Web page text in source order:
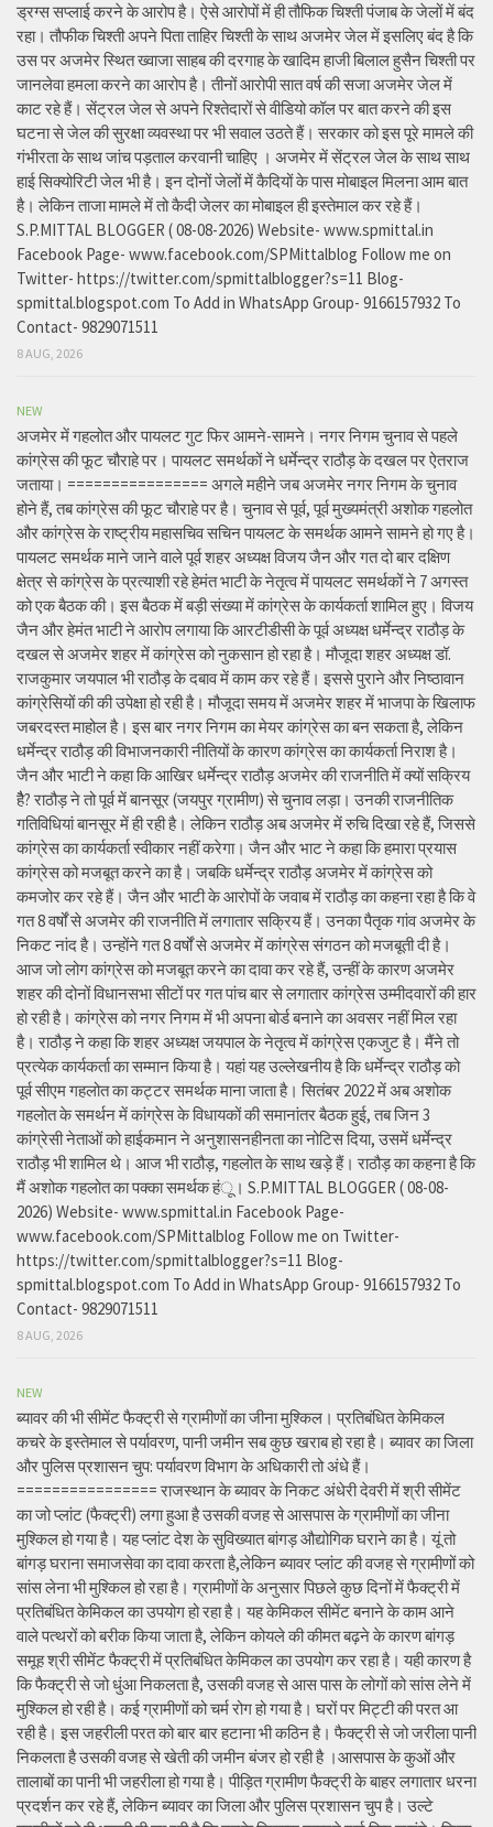
ड्रग्स सप्लाई करने के आरोप है। ऐसे आरोपों में ही तौफिक चिश्ती पंजाब के जेलों में बंद
रहा। तौफीक चिश्ती अपने पिता ताहिर चिश्ती के साथ अजमेर जेल में इसलिए बंद है कि
उस पर अजमेर स्थित ख्वाजा साहब की दरगाह के खादिम हाजी बिलाल हुसैन चिश्ती पर
जानलेवा हमला करने का आरोप है। तीनों आरोपी सात वर्ष की सजा अजमेर जेल में
काट रहे हैं। सेंट्रल जेल से अपने रिश्तेदारों से वीडियो कॉल पर बात करने की इस
घटना से जेल की सुरक्षा व्यवस्था पर भी सवाल उठते हैं। सरकार को इस पूरे मामले की
गंभीरता के साथ जांच पड़ताल करवानी चाहिए । अजमेर में सेंट्रल जेल के साथ साथ
हाई सिक्योरिटी जेल भी है। इन दोनों जेलों में कैदियों के पास मोबाइल मिलना आम बात
है। लेकिन ताजा मामले में तो कैदी जेलर का मोबाइल ही इस्तेमाल कर रहे हैं।
S.P.MITTAL BLOGGER ( 08-08-2026) Website- www.spmittal.in
Facebook Page- www.facebook.com/SPMittalblog Follow me on
Twitter- https://twitter.com/spmittalblogger?s=11 Blog-
spmittal.blogspot.com To Add in WhatsApp Group- 9166157932 To
Contact- 9829071511
8 AUG, 2026
NEW
अजमेर में गहलोत और पायलट गुट फिर आमने-सामने। नगर निगम चुनाव से पहले
कांग्रेस की फूट चौराहे पर। पायलट समर्थकों ने धर्मेन्द्र राठौड़ के दखल पर ऐतराज
जताया। ================ अगले महीने जब अजमेर नगर निगम के चुनाव
होने हैं, तब कांग्रेस की फूट चौराहे पर है। चुनाव से पूर्व, पूर्व मुख्यमंत्री अशोक गहलोत
और कांग्रेस के राष्ट्रीय महासचिव सचिन पायलट के समर्थक आमने सामने हो गए है।
पायलट समर्थक माने जाने वाले पूर्व शहर अध्यक्ष विजय जैन और गत दो बार दक्षिण
क्षेत्र से कांग्रेस के प्रत्याशी रहे हेमंत भाटी के नेतृत्व में पायलट समर्थकों ने 7 अगस्त
को एक बैठक की। इस बैठक में बड़ी संख्या में कांग्रेस के कार्यकर्ता शामिल हुए। विजय
जैन और हेमंत भाटी ने आरोप लगाया कि आरटीडीसी के पूर्व अध्यक्ष धर्मेन्द्र राठौड़ के
दखल से अजमेर शहर में कांग्रेस को नुकसान हो रहा है। मौजूदा शहर अध्यक्ष डॉ.
राजकुमार जयपाल भी राठौड़ के दबाव में काम कर रहे हैं। इससे पुराने और निष्ठावान
कांग्रेसियों की की उपेक्षा हो रही है। मौजूदा समय में अजमेर शहर में भाजपा के खिलाफ
जबरदस्त माहोल है। इस बार नगर निगम का मेयर कांग्रेस का बन सकता है, लेकिन
धर्मेन्द्र राठौड़ की विभाजनकारी नीतियों के कारण कांग्रेस का कार्यकर्ता निराश है।
जैन और भाटी ने कहा कि आखिर धर्मेन्द्र राठौड़ अजमेर की राजनीति में क्यों सक्रिय
हैै? राठौड़ ने तो पूर्व में बानसूर (जयपुर ग्रामीण) से चुनाव लड़ा। उनकी राजनीतिक
गतिविधियां बानसूर में ही रही है। लेकिन राठौड़ अब अजमेर में रुचि दिखा रहे हैं, जिससे
कांग्रेस का कार्यकर्ता स्वीकार नहीं करेगा। जैन और भाट ने कहा कि हमारा प्रयास
कांग्रेस को मजबूत करने का है। जबकि धर्मेन्द्र राठौड़ अजमेर में कांग्रेस को
कमजोर कर रहे हैं। जैन और भाटी के आरोपों के जवाब में राठौड़ का कहना रहा है कि वे
गत 8 वर्षों से अजमेर की राजनीति में लगातार सक्रिय हैं। उनका पैतृक गांव अजमेर के
निकट नांद है। उन्होंने गत 8 वर्षों से अजमेर में कांग्रेस संगठन को मजबूती दी है।
आज जो लोग कांग्रेस को मजबूत करने का दावा कर रहे हैं, उन्हीं के कारण अजमेर
शहर की दोनों विधानसभा सीटों पर गत पांच बार से लगातार कांग्रेस उम्मीदवारों की हार
हो रही है। कांग्रेस को नगर निगम में भी अपना बोर्ड बनाने का अवसर नहीं मिल रहा
है। राठौड़ ने कहा कि शहर अध्यक्ष जयपाल के नेतृत्व में कांग्रेस एकजुट है। मैंने तो
प्रत्येक कार्यकर्ता का सम्मान किया है। यहां यह उल्लेखनीय है कि धर्मेन्द्र राठौड़ को
पूर्व सीएम गहलोत का कट्टर समर्थक माना जाता है। सितंबर 2022 में अब अशोक
गहलोत के समर्थन में कांग्रेस के विधायकों की समानांतर बैठक हुई, तब जिन 3
कांग्रेसी नेताओं को हाईकमान ने अनुशासनहीनता का नोटिस दिया, उसमें धर्मेन्द्र
राठौड़ भी शामिल थे। आज भी राठौड़, गहलोत के साथ खड़े हैं। राठौड़ का कहना है कि
मैं अशोक गहलोत का पक्का समर्थक हंू। S.P.MITTAL BLOGGER ( 08-08-
2026) Website- www.spmittal.in Facebook Page-
www.facebook.com/SPMittalblog Follow me on Twitter-
https://twitter.com/spmittalblogger?s=11 Blog-
spmittal.blogspot.com To Add in WhatsApp Group- 9166157932 To
Contact- 9829071511
8 AUG, 2026
NEW
ब्यावर की भी सीमेंट फैक्ट्री से ग्रामीणों का जीना मुश्किल। प्रतिबंधित केमिकल
कचरे के इस्तेमाल से पर्यावरण, पानी जमीन सब कुछ खराब हो रहा है। ब्यावर का जिला
और पुलिस प्रशासन चुप: पर्यावरण विभाग के अधिकारी तो अंधे हैं।
================ राजस्थान के ब्यावर के निकट अंधेरी देवरी में श्री सीमेंट
का जो प्लांट (फैक्ट्री) लगा हुआ है उसकी वजह से आसपास के ग्रामीणों का जीना
मुश्किल हो गया है। यह प्लांट देश के सुविख्यात बांगड़ औद्योगिक घराने का है। यूं तो
बांगड़ घराना समाजसेवा का दावा करता है,लेकिन ब्यावर प्लांट की वजह से ग्रामीणों को
सांस लेना भी मुश्किल हो रहा है। ग्रामीणों के अनुसार पिछले कुछ दिनों में फैक्ट्री में
प्रतिबंधित केमिकल का उपयोग हो रहा है। यह केमिकल सीमेंट बनाने के काम आने
वाले पत्थरों को बरीक किया जाता है, लेकिन कोयले की कीमत बढ़ने के कारण बांगड़
समूह श्री सीमेंट फैक्ट्री में प्रतिबंधित केमिकल का उपयोग कर रहा है। यही कारण है
कि फैक्ट्री से जो धुंआ निकलता है, उसकी वजह से आस पास के लोगों को सांस लेने में
मुश्किल हो रही है। कई ग्रामीणों को चर्म रोग हो गया है। घरों पर मिट्टी की परत आ
रही है। इस जहरीली परत को बार बार हटाना भी कठिन है। फैक्ट्री से जो जरीला पानी
निकलता है उसकी वजह से खेती की जमीन बंजर हो रही है ।आसपास के कुओं और
तालाबों का पानी भी जहरीला हो गया है। पीड़ित ग्रामीण फैक्ट्री के बाहर लगातार धरना
प्रदर्शन कर रहे हैं, लेकिन ब्यावर का जिला और पुलिस प्रशासन चुप है। उल्टे